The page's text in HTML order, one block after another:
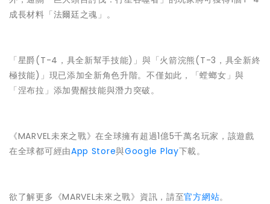
成長材料「法爾廷之魂」。
「星爵(T-4，具全新幫手技能)」與「火箭浣熊(T-3，具全新終
極技能)」現已添加全新角色升階。不僅如此，「螳螂女」與
「涅布拉」添加覺醒技能與潛力突破。
《MARVEL未來之戰》在全球擁有超過1億5千萬名玩家，該遊戲
在全球都可經由App Store與Google Play下載。
欲了解更多《MARVEL未來之戰》資訊，請至官方網站。